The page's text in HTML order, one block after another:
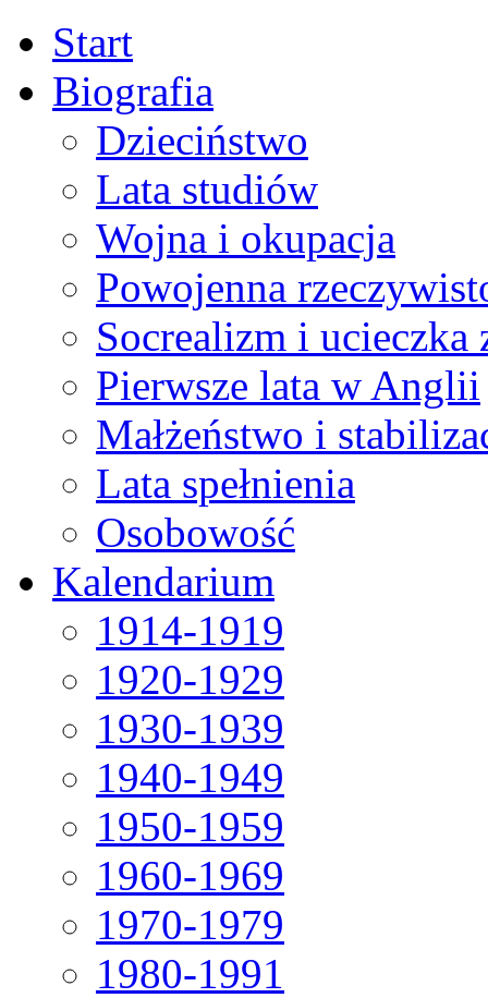
Start
Biografia
Dzieciństwo
Lata studiów
Wojna i okupacja
Powojenna
Socrealizm i ucieczka
Pierwsze lata w Anglii
Małżeństwo i
Lata spełnienia
Osobowość
Kalendarium
1914-1919
1920-1929
1930-1939
1940-1949
1950-1959
1960-1969
1970-1979
1980-1991